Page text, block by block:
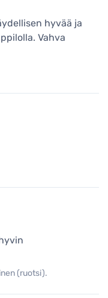
hyvää ja
Vahva
(ruotsi).